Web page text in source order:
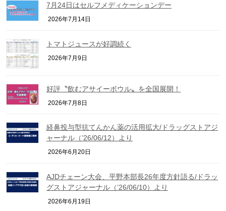
7月24日はセルフメディケーションデー
2026年7月14日
トマトジュースが好調続く
2026年7月9日
好評〝飲むアサイーボウル〟を全国展開！
2026年7月8日
経鼻投与型抗てんかん薬の活用拡大/ドラッグストアジ
ャーナル（’26/06/12）より
2026年6月20日
AJDチェーン大会、平野本部長26年度方針語る/ドラッ
グストアジャーナル（’26/06/10）より
2026年6月19日